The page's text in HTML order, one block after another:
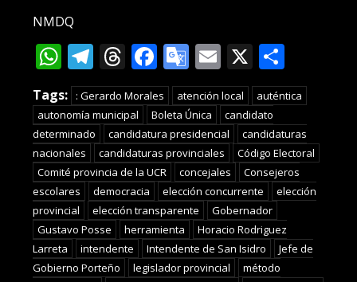
NMDQ
WhatsApp
Telegram
Threads
Facebook
Google
Translate
Email
X
Tags: : Gerardo Morales atención local
auténtica
autonomía municipal
Boleta Única
candidato
determinado
candidatura presidencial
candidaturas
nacionales
candidaturas provinciales
Código Electoral
Comité provincia de la UCR
concejales
Consejeros
escolares
democracia elección concurrente
elección
provincial
elección transparente
Gobernador
Gustavo Posse
herramienta
Horacio Rodriguez
Larreta
intendente Intendente de San Isidro
Jefe de
Gobierno Porteño
legislador provincial
método